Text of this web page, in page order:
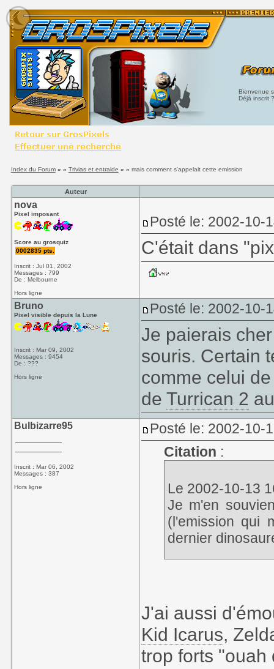
Bienvenue
Déjà inscrit
Index du Forum» » Trivias et entraide » » mais comment s'appelait cette emission
Auteur
nova
Pixel imposant
Score au grosquiz
0002835 pts.
Inscrit : Jul 01, 2002
Messages : 799
De : Melbourne
Hors ligne
Posté le: 2002-10-
C'était dans
Bruno
Pixel visible depuis la Lune
Inscrit : Mar 09, 2002
Messages : 9454
De : ???
Hors ligne
Posté le: 2002-10-
Je paierais
souris. Certain
comme celui
deTurrican 2
Bulbizarre95
Inscrit : Mar 06, 2002
Messages : 387
Hors ligne
Posté le: 2002-10-
Citation :
Le 2002-10-13
Je m'en
(l'emission qui
dernier
Zelda.
La voix off etait
J'ai aussi
Kid Icarus,
trop forts "ouah